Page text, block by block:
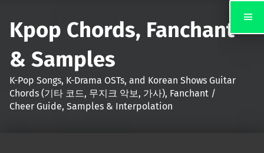
Kpop Chords, Fanchant
& Samples
K-Pop Songs, K-Drama OSTs, and Korean Shows Guitar
Chords (기타 코드, 무지크 악보, 가사), Fanchant /
Cheer Guide, Samples & Interpolation